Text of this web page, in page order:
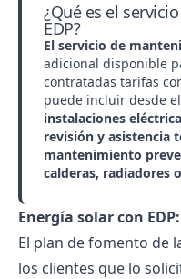
¿Qué es el
EDP?
El servicio de
adicional disponible
contratadas tarifas
puede incluir desde el
instalaciones
revisión y asistencia
mantenimiento
calderas, radiadores
Energía solar con
El plan de fomento de
los clientes que lo